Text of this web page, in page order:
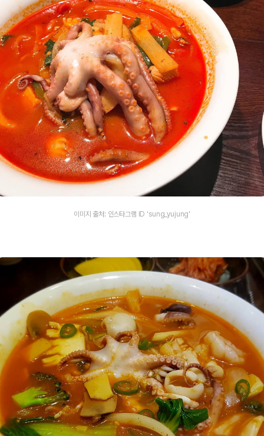
이미지 출처: 인스타그램 ID 'sung_yujung'